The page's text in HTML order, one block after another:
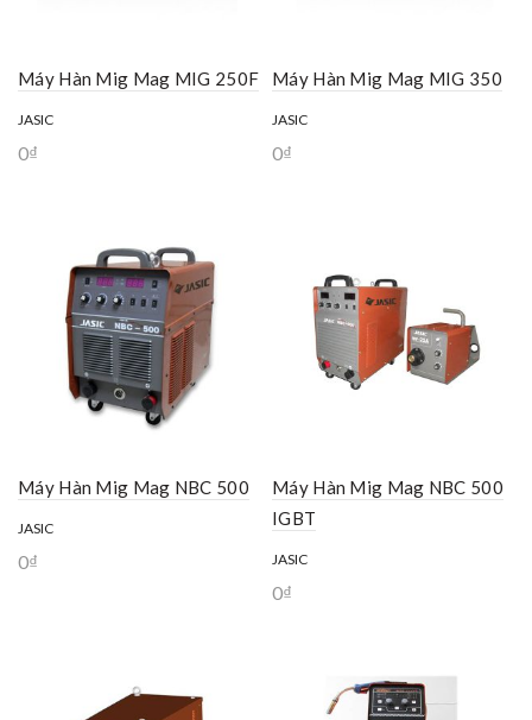
Máy Hàn Mig Mag MIG 250F
JASIC
0₫
Máy Hàn Mig Mag MIG 350
JASIC
0₫
Máy Hàn Mig Mag NBC 500
JASIC
0₫
Máy Hàn Mig Mag NBC 500
IGBT
JASIC
0₫